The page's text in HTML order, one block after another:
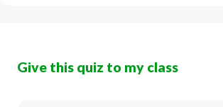
Give this quiz to my class